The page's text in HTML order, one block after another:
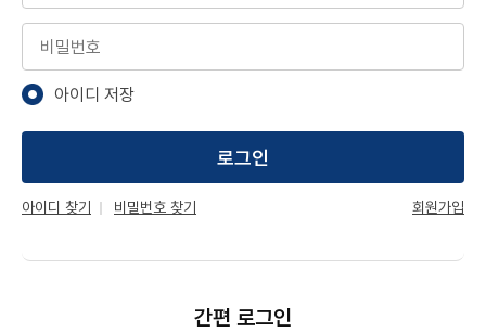
비밀번호
아이디 저장
로그인
아이디 찾기 비밀번호 찾기 회원가입
간편 로그인